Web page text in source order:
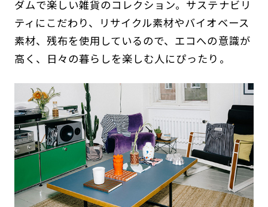
ダムで楽しい雑貨のコレクション。サステナビリ
ティにこだわり、リサイクル素材やバイオベース
素材、残布を使用しているので、エコへの意識が
高く、日々の暮らしを楽しむ人にぴったり。